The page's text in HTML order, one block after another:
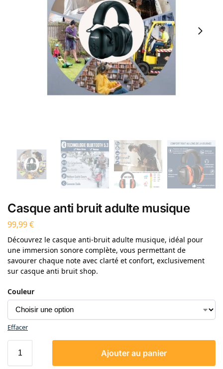
Casque anti bruit adulte musique
99,99€
Découvrez le casque anti-bruit adulte musique, idéal pour
une immersion sonore complète, vous permettant de
savourer chaque note avec clarté et confort, exclusivement
sur casque anti bruit shop.
Couleur
Effacer
Ajouter au panier